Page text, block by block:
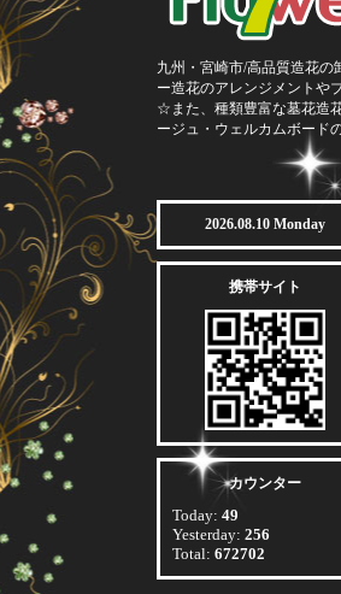
九州・宮崎市/高品質造花
ー造花のアレンジメントや
☆また、種類豊富な墓花造
ージュ・ウェルカムボード
2026.08.10 Monday
携帯サイト
カウンター
Today: 49
Yesterday: 256
Total: 672702